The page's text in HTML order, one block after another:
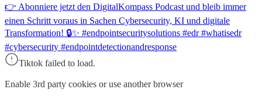
👉 Abonniere jetzt den DigitalKompass Podcast und bleib immer
einen Schritt voraus in Sachen Cybersecurity, KI und digitale
Transformation! 🔒✨ #endpointsecuritysolutions #edr #whatisedr
#cybersecurity #endpointdetectionandresponse
Tiktok failed to load.
Enable 3rd party cookies or use another browser